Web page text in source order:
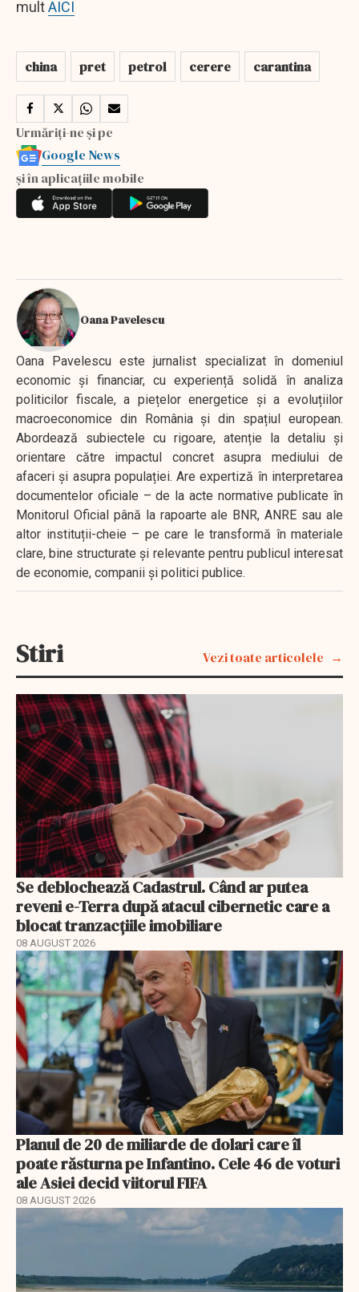
multAICI
china pret petrol cerere carantina
Urmăriți-ne și pe
Google News
și în aplicațiile mobile
Oana Pavelescu
Oana Pavelescu este jurnalist specializat în domeniul
economic și financiar, cu experiență solidă în analiza
politicilor fiscale, a piețelor energetice și a evoluțiilor
macroeconomice din România și din spațiul european.
Abordează subiectele cu rigoare, atenție la detaliu și
orientare către impactul concret asupra mediului de
afaceri și asupra populației. Are expertiză în interpretarea
documentelor oficiale – de la acte normative publicate în
Monitorul Oficial până la rapoarte ale BNR, ANRE sau ale
altor instituții-cheie – pe care le transformă în materiale
clare, bine structurate și relevante pentru publicul interesat
de economie, companii și politici publice.
Stiri Vezi toate articolele
Se deblochează Cadastrul. Când ar putea
reveni e-Terra după atacul cibernetic care a
blocat tranzacțiile imobiliare
08 AUGUST 2026
Planul de 20 de miliarde de dolari care îl
poate răsturna pe Infantino. Cele 46 de voturi
ale Asiei decid viitorul FIFA
08 AUGUST 2026